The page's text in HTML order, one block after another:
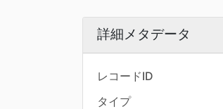
詳細メタデータ
レコードID
タイプ